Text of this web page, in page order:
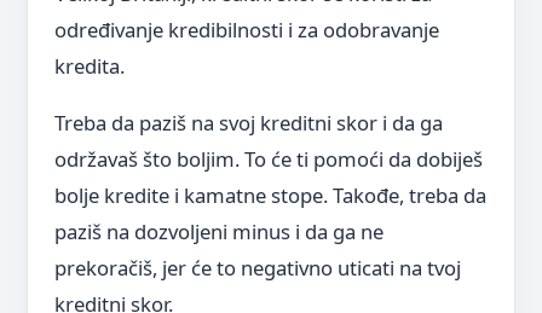
određivanje kredibilnosti i za odobravanje
kredita.
Treba da paziš na svoj kreditni skor i da ga
održavaš što boljim. To će ti pomoći da dobiješ
bolje kredite i kamatne stope. Takođe, treba da
paziš na dozvoljeni minus i da ga ne
prekoračiš, jer će to negativno uticati na tvoj
kreditni skor.